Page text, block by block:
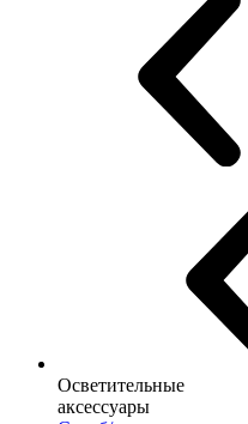
Осветительные
аксессуары